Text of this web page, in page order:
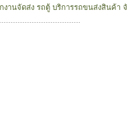
งานจัดส่ง รถตู้ บริการรถขนส่งสินค้า